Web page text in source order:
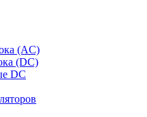
(AC)
(DC)
DC